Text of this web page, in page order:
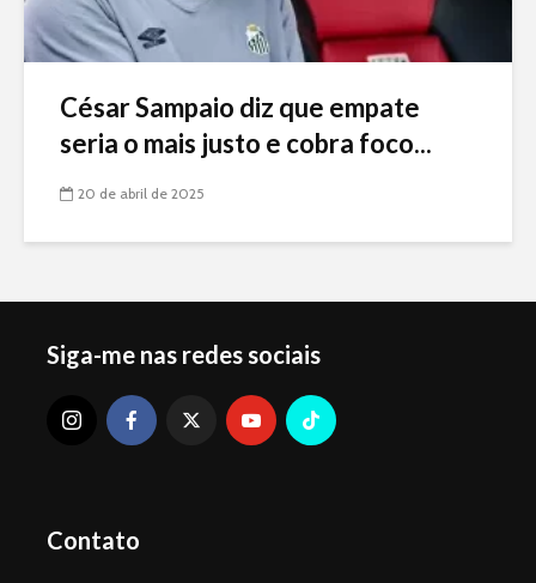
César Sampaio diz que empate
seria o mais justo e cobra foco...
20 de abril de 2025
Siga-me nas redes sociais
Contato